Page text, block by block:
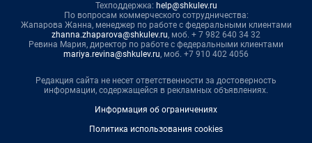
Техподдержка: help@shkulev.ru
По вопросам коммерческого сотрудничества:
Жапарова Жанна, менеджер по работе с федеральными клиентами
zhanna.zhaparova@shkulev.ru, моб. + 7 982 640 34 32
Ревина Мария, директор по работе с федеральными клиентами
mariya.revina@shkulev.ru, моб. +7 910 402 4056
Редакция сайта не несет ответственности за достоверность
информации, содержащейся в рекламных объявлениях.
Информация об ограничениях
Политика использования cookies